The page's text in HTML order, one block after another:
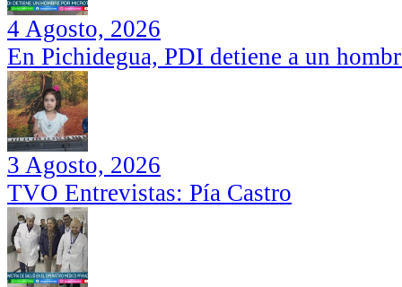
4 Agosto, 2026
En Pichidegua, PDI detiene a un
3 Agosto, 2026
TVO Entrevistas: Pía Castro